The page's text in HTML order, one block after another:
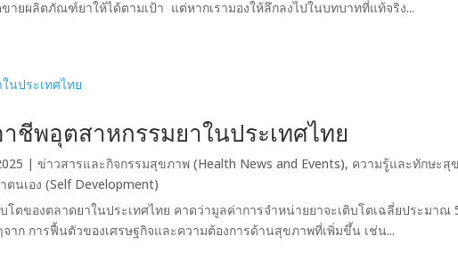
ยผลิตภัณฑ์ยาให้ได้ตามเป้า แต่หากเรามองให้ลึกลงไปในบทบาทที่แท้จริง...
ชีพอุตสาหกรรมยาในประเทศไทย
|ข่าวสารและกิจกรรมสุขภาพ (Health News and Events), ความรู้และทักษะสุ
นเอง (Self Development)
ตของตลาดยาในประเทศไทย คาดว่ามูลค่าการจำหน่ายยาจะเติบโตเฉลี่ยประมาณ
าก การฟื้นตัวของเศรษฐกิจและความต้องการด้านสุขภาพที่เพิ่มขึ้น เช่น...